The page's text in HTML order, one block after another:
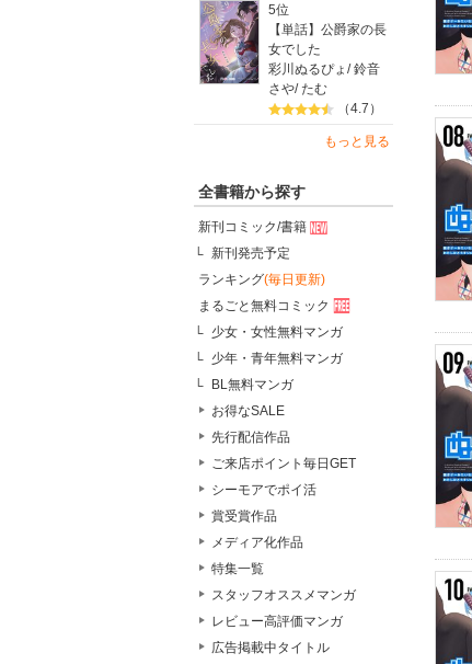
5位
【単話】公爵家の長
女でした
彩川ぬるぴょ /鈴音
さや/たむ
（4.7）
もっと見る
全書籍から探す
新刊コミック/書籍
新刊発売予定
ランキング(毎日更新)
まるごと無料コミック
少女・女性無料マンガ
少年・青年無料マンガ
BL無料マンガ
お得なSALE
先行配信作品
ご来店ポイント毎日GET
シーモアでポイ活
賞受賞作品
メディア化作品
特集一覧
スタッフオススメマンガ
レビュー高評価マンガ
広告掲載中タイトル